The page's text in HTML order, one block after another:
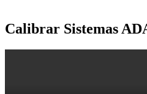
Calibrar Sistemas